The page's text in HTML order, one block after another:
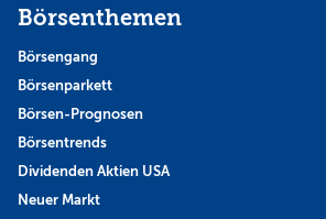
Börsenthemen
Börsengang
Börsenparkett
Börsen-Prognosen
Börsentrends
Dividenden Aktien USA
Neuer Markt